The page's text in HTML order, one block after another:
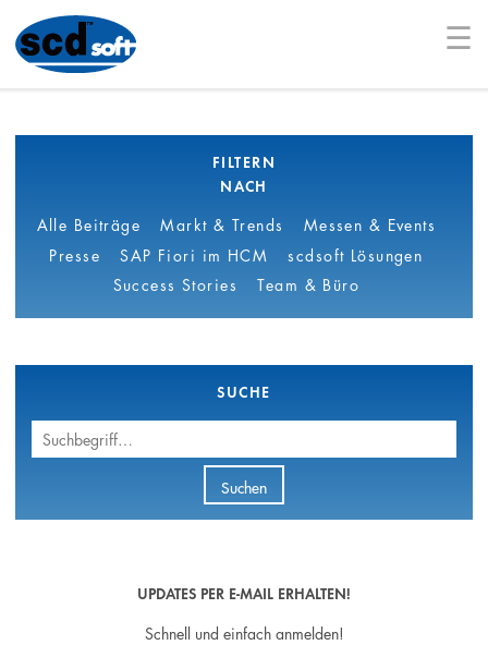
☰
FILTERN
NACH
Alle Beiträge Markt & Trends
Messen & Events
Presse
SAP Fiori im HCM
scdsoft Lösungen
Success Stories
Team & Büro
SUCHE
Suchbegriff
Suchen
UPDATES PER E-MAIL ERHALTEN!
Schnell und einfach anmelden!